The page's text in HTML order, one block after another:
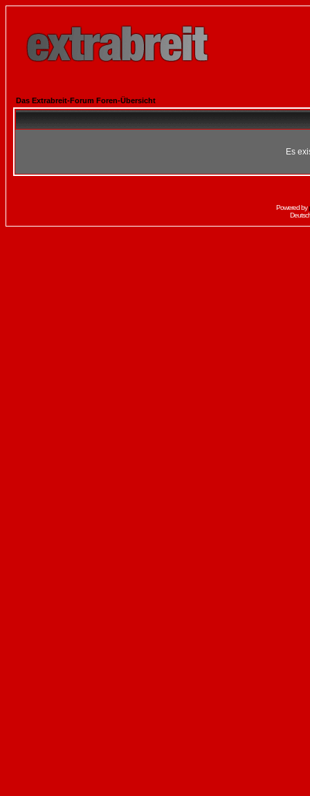
Das Extrabreit-Forum Foren-Übersicht
Es
Powered by